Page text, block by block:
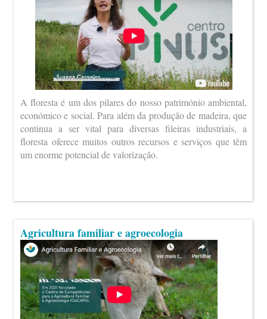
A floresta é um dos pilares do nosso património ambiental,
económico e social. Para além da produção de madeira, que
continua a ser vital para diversas fileiras industriais, a
floresta oferece muitos outros recursos e serviços que têm
um enorme potencial de valorização.
Agricultura familiar e agroecologia